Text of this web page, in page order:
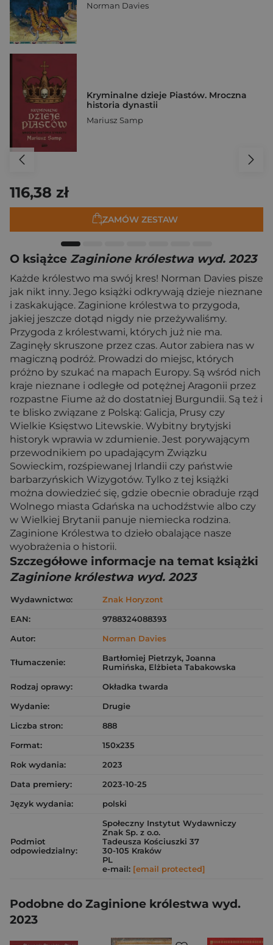
Norman Davies
Kryminalne dzieje Piastów. Mroczna
historia dynastii
Mariusz Samp
116,38 zł
ZAMÓW ZESTAW
O książce Zaginione królestwa wyd. 2023
Każde królestwo ma swój kres! Norman Davies pisze
jak nikt inny. Jego książki odkrywają dzieje nieznane
i zaskakujące. Zaginione królestwa to przygoda,
jakiej jeszcze dotąd nigdy nie przeżywaliśmy.
Przygoda z królestwami, których już nie ma.
Zaginęły skruszone przez czas. Autor zabiera nas w
magiczną podróż. Prowadzi do miejsc, których
próżno by szukać na mapach Europy. Są wśród nich
kraje nieznane i odległe od potężnej Aragonii przez
rozpastne Fiume aż do dostatniej Burgundii. Są też i
te blisko związane z Polską: Galicja, Prusy czy
Wielkie Księstwo Litewskie. Wybitny brytyjski
historyk wprawia w zdumienie. Jest porywającym
przewodnikiem po upadającym Związku
Sowieckim, rozśpiewanej Irlandii czy państwie
barbarzyńskich Wizygotów. Tylko z tej książki
można dowiedzieć się, gdzie obecnie obraduje rząd
Wolnego miasta Gdańska na uchodźstwie albo czy
w Wielkiej Brytanii panuje niemiecka rodzina.
Zaginione Królestwa to dzieło obalające nasze
wyobrażenia o historii.
Szczegółowe informacje na temat książki
Zaginione królestwa wyd. 2023
Wydawnictwo:
Znak Horyzont
EAN:
9788324088393
Autor:
Norman Davies
Tłumaczenie:
Bartłomiej Pietrzyk, Joanna
Rumińska, Elżbieta Tabakowska
Rodzaj oprawy:
Okładka twarda
Wydanie:
Drugie
Liczba stron:
888
Format:
150x235
Rok wydania:
2023
Data premiery:
2023-10-25
Język wydania:
polski
Podmiot
odpowiedzialny:
Społeczny Instytut Wydawniczy
Znak Sp. z o.o.
Tadeusza Kościuszki 37
30-105 Kraków
PL
e-mail: [email protected]
Podobne do Zaginione królestwa wyd.
2023